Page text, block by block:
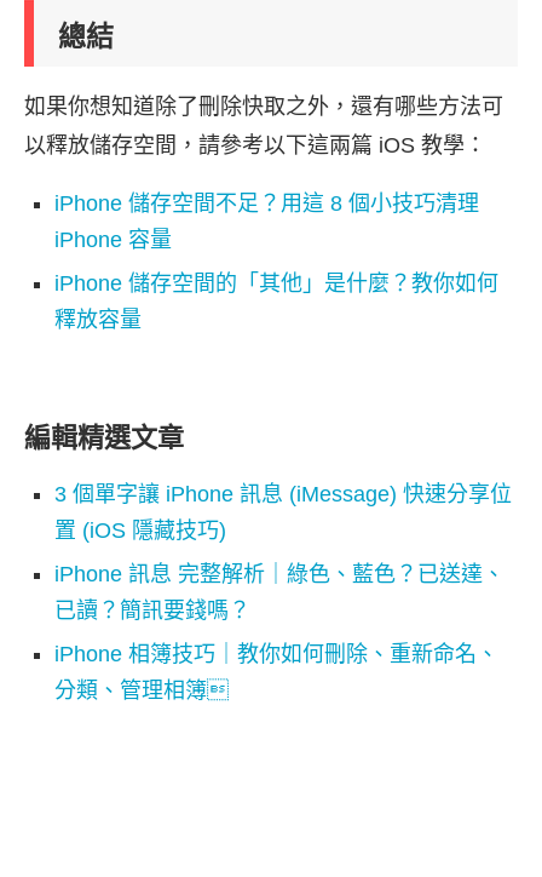
總結
如果你想知道除了刪除快取之外，還有哪些方法可
以釋放儲存空間，請參考以下這兩篇 iOS 教學：
iPhone 儲存空間不足？用這 8 個小技巧清理
iPhone 容量
iPhone 儲存空間的「其他」是什麼？教你如何
釋放容量
編輯精選文章
3 個單字讓 iPhone 訊息 (iMessage) 快速分享位
置 (iOS 隱藏技巧)
iPhone 訊息 完整解析｜綠色、藍色？已送達、
已讀？簡訊要錢嗎？
iPhone 相簿技巧｜教你如何刪除、重新命名、
分類、管理相簿